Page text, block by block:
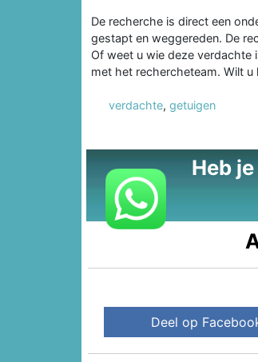
De recherche is direct een
gestapt en weggereden. De
Of weet u wie deze verdachte
met het rechercheteam. Wilt
verdachte, getuigen
Heb
Deel op